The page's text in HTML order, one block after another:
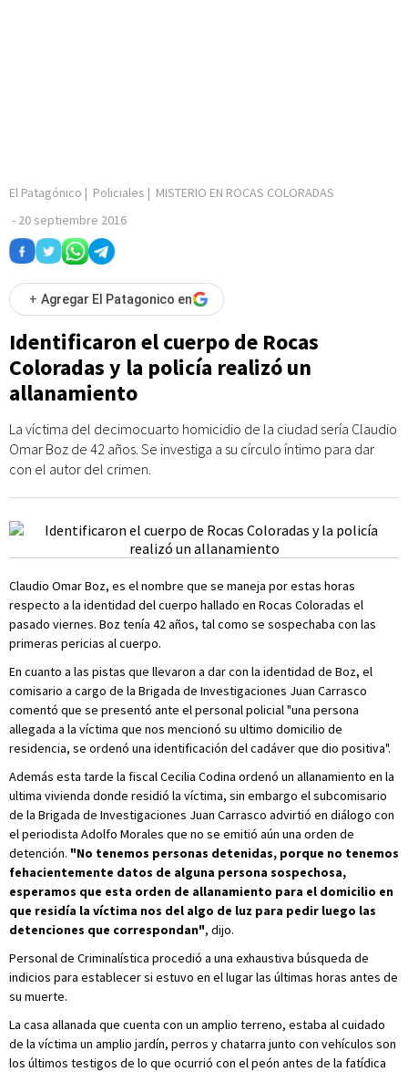
El Patagónico | Policiales | MISTERIO EN ROCAS COLORADAS
- 20 septiembre 2016
+ Agregar El Patagonico en
Identificaron el cuerpo de Rocas
Coloradas y la policía realizó un
allanamiento
La víctima del decimocuarto homicidio de la ciudad sería Claudio
Omar Boz de 42 años. Se investiga a su círculo íntimo para dar
con el autor del crimen.
Claudio Omar Boz, es el nombre que se maneja por estas horas
respecto a la identidad del cuerpo hallado en Rocas Coloradas el
pasado viernes. Boz tenía 42 años, tal como se sospechaba con las
primeras pericias al cuerpo.
En cuanto a las pistas que llevaron a dar con la identidad de Boz, el
comisario a cargo de la Brigada de Investigaciones Juan Carrasco
comentó que se presentó ante el personal policial "una persona
allegada a la víctima que nos mencionó su ultimo domicilio de
residencia, se ordenó una identificación del cadáver que dio positiva".
Además esta tarde la fiscal Cecilia Codina ordenó un allanamiento en la
ultima vivienda donde residió la víctima, sin embargo el subcomisario
de la Brigada de Investigaciones Juan Carrasco advirtió en diálogo con
el periodista Adolfo Morales que no se emitió aún una orden de
detención. "No tenemos personas detenidas, porque no tenemos
fehacientemente datos de alguna persona sospechosa,
esperamos que esta orden de allanamiento para el domicilio en
que residía la víctima nos del algo de luz para pedir luego las
detenciones que correspondan", dijo.
Personal de Criminalística procedió a una exhaustiva búsqueda de
indicios para establecer si estuvo en el lugar las últimas horas antes de
su muerte.
La casa allanada que cuenta con un amplio terreno, estaba al cuidado
de la víctima un amplio jardín, perros y chatarra junto con vehículos son
los últimos testigos de lo que ocurrió con el peón antes de la fatídica